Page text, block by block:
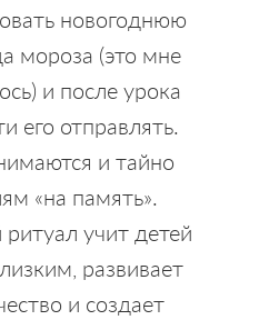
новогоднюю
мороза (это мне
и после урока
его отправлять.
и тайно
«на память».
учит детей
развивает
и создает